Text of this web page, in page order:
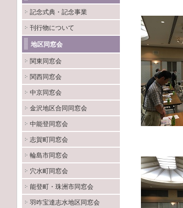
記念式典・記念事業
刊行物について
地区同窓会
関東同窓会
関西同窓会
中京同窓会
金沢地区合同同窓会
中能登同窓会
志賀町同窓会
輪島市同窓会
穴水町同窓会
能登町・珠洲市同窓会
羽咋宝達志水地区同窓会